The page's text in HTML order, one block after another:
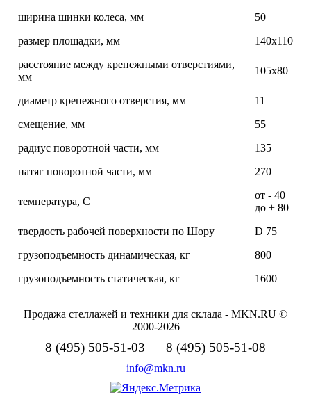
ширина шинки колеса, мм
50
размер площадки, мм
140х110
расстояние между крепежными отверстиями,
мм
105х80
диаметр крепежного отверстия, мм
11
смещение, мм
55
радиус поворотной части, мм
135
натяг поворотной части, мм
270
температура, С
от - 40
до + 80
твердость рабочей поверхности по Шору
D 75
грузоподъемность динамическая, кг
800
грузоподъемность статическая, кг
1600
Продажа стеллажей и техники для склада - MKN.RU ©
2000-2026
8 (495) 505-51-03 8 (495) 505-51-08
info@mkn.ru